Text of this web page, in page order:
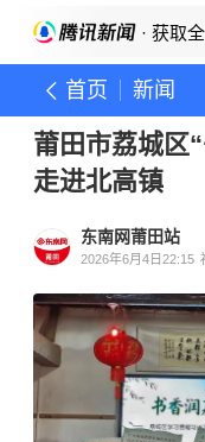
· 获取
首页 新闻
莆田市荔城区
走进北高镇
东南网莆田站
2026年6月4日22:15